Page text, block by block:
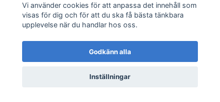
I lager
Vi använder cookies för att anpassa det innehåll som
visas för dig och för att du ska få bästa tänkbara
upplevelse när du handlar hos oss.
Godkänn alla
Inställningar